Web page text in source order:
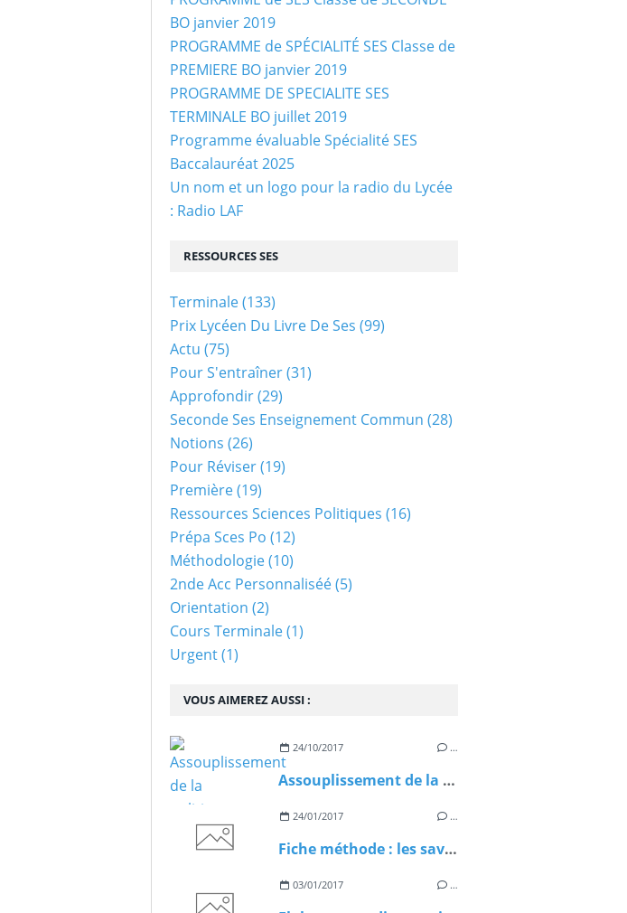
VOUS AIMEREZ AUSSI :
24/10/2017 …
Assouplissement de la politique monétaire de la Banque Centrale Européenne
24/01/2017 …
Fiche méthode : les savoirs faire statistiques
03/01/2017 …
BO janvier 2019
PROGRAMME de SPÉCIALITÉ SES Classe de
PREMIERE BO janvier 2019
PROGRAMME DE SPECIALITE SES
TERMINALE BO juillet 2019
Programme évaluable Spécialité SES
Baccalauréat 2025
Un nom et un logo pour la radio du Lycée
: Radio LAF
RESSOURCES SES
Terminale(133)
Prix Lycéen Du Livre De Ses (99)
Actu (75)
Pour S'entraîner(31)
Approfondir(29)
Seconde Ses Enseignement Commun (28)
Notions (26)
Pour Réviser(19)
Première(19)
Ressources Sciences Politiques (16)
Prépa Sces Po (12)
Méthodologie(10)
2nde Acc Personnaliséé(5)
Orientation (2)
Cours Terminale(1)
Urgent(1)